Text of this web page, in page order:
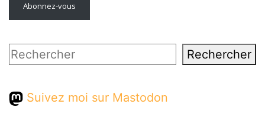
Abonnez-vous
Rechercher Rechercher
Suivez moi sur Mastodon